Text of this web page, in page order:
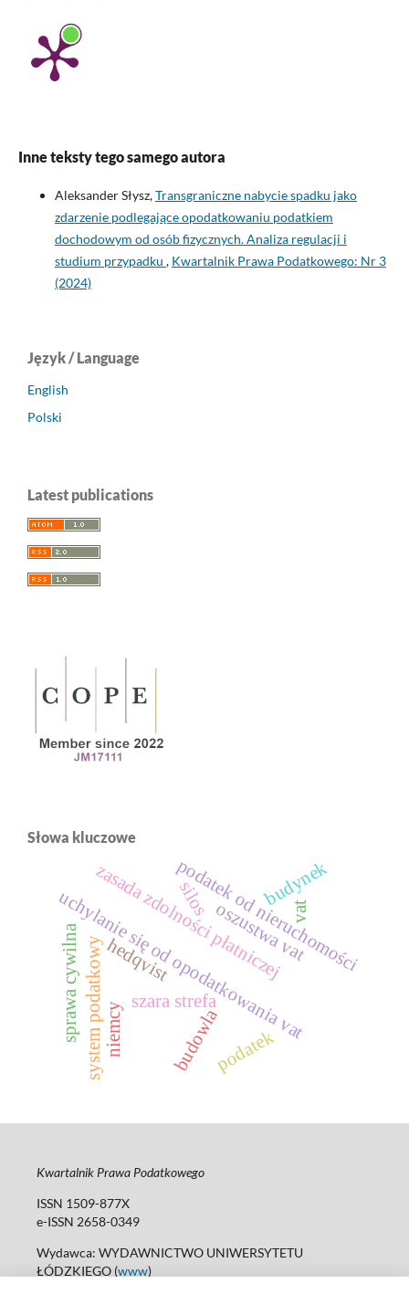
Inne teksty tego samego autora
Aleksander Słysz,Transgraniczne nabycie spadku jako
zdarzenie podlegające opodatkowaniu podatkiem
dochodowym od osób fizycznych. Analiza regulacji i
studium przypadku , Kwartalnik Prawa Podatkowego: Nr 3
(2024)
Język / Language
English
Polski
Latest publications
Słowa kluczowe
oszustwa vat
uchylanie się od opodatkowania vat
szara strefa
zasada zdolności płatniczej
podatek od nieruchomości
budynek
budowla
silos
system podatkowyniemcy podatek
sprawa cywilna
vat
hedqvist
Kwartalnik Prawa Podatkowego
ISSN 1509-877X
e-ISSN 2658-0349
Wydawca: WYDAWNICTWO UNIWERSYTETU
ŁÓDZKIEGO (www)